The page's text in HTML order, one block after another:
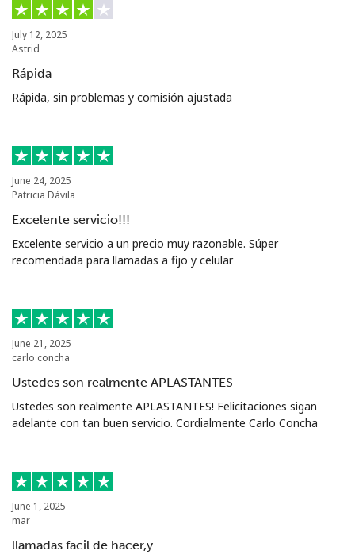
July 12, 2025
Astrid
Rápida
Rápida, sin problemas y comisión ajustada
June 24, 2025
Patricia Dávila
Excelente servicio!!!
Excelente servicio a un precio muy razonable. Súper
recomendada para llamadas a fijo y celular
June 21, 2025
carlo concha
Ustedes son realmente APLASTANTES
Ustedes son realmente APLASTANTES! Felicitaciones sigan
adelante con tan buen servicio. Cordialmente Carlo Concha
June 1, 2025
mar
llamadas facil de hacer,y…